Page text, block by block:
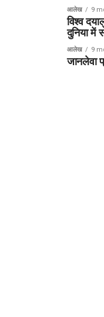
आलेख 9
विश्व
दुनिया
आलेख 9
जानलेवा